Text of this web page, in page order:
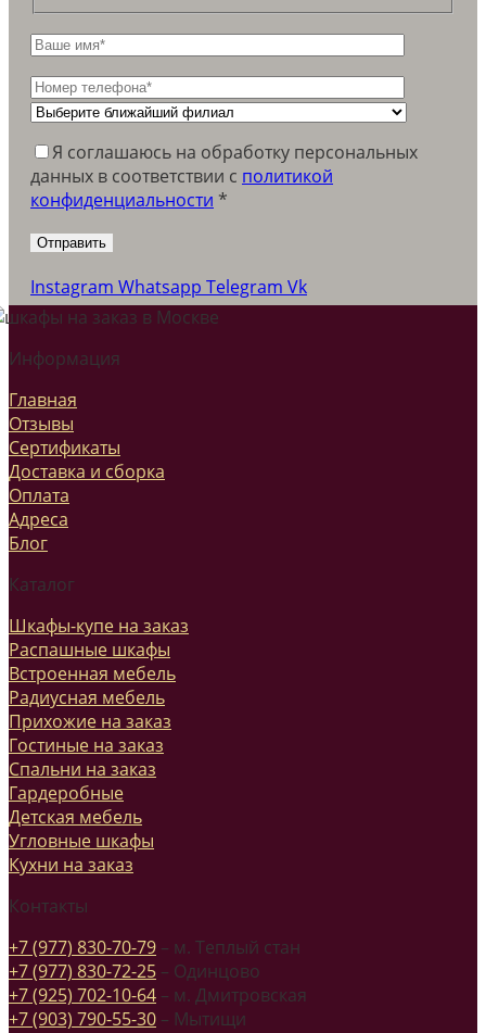
Я соглашаюсь на обработку персональных
данных в соответствии c политикой
конфиденциальности *
Instagram Whatsapp Telegram Vk
Информация
Главная
Отзывы
Сертификаты
Доставка и сборка
Оплата
Адреса
Блог
Каталог
Шкафы-купе на заказ
Распашные шкафы
Встроенная мебель
Радиусная мебель
Прихожие на заказ
Гостиные на заказ
Спальни на заказ
Гардеробные
Детская мебель
Угловные шкафы
Кухни на заказ
Контакты
+7 (977) 830-70-79 – м. Теплый стан
+7 (977) 830-72-25 – Одинцово
+7 (925) 702-10-64 – м. Дмитровская
+7 (903) 790-55-30 – Мытищи